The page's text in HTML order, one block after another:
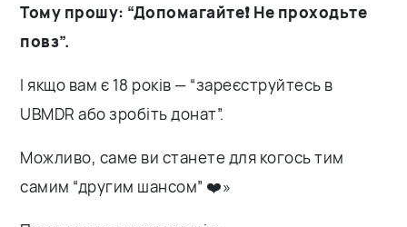
Тому прошу: “Допомагайте❗️ Не проходьте
повз”.
І якщо вам є 18 років — “зареєструйтесь в
UBMDR або зробіть донат”.
Можливо, саме ви станете для когось тим
самим “другим шансом” ❤️»